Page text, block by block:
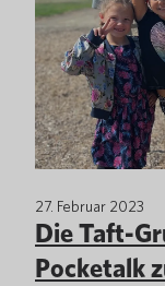
27. Februar 2023
Die Taft-
Pocketalk